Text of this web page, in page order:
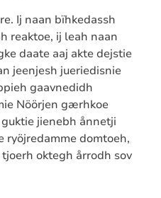
Ij naan bïhkedassh
reaktoe, ij leah naan
daate aaj akte dejstie
jeenjesh jueriedisnie
gaavnedidh
Nöörjen gærhkoe
jienebh ånnetji
ryöjredamme domtoeh,
oktegh årrodh sov